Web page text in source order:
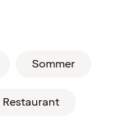
Sommer
Restaurant